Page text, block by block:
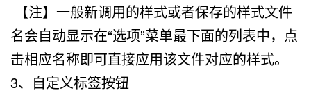
【注】一般新调用的样式或者保存的样式文件
名会自动显示在“选项”菜单最下面的列表中，点
击相应名称即可直接应用该文件对应的样式。
3、自定义标签按钮